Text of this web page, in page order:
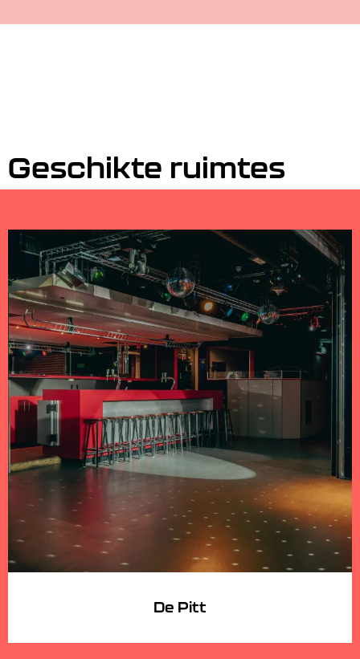
Geschikte ruimtes
De Pitt